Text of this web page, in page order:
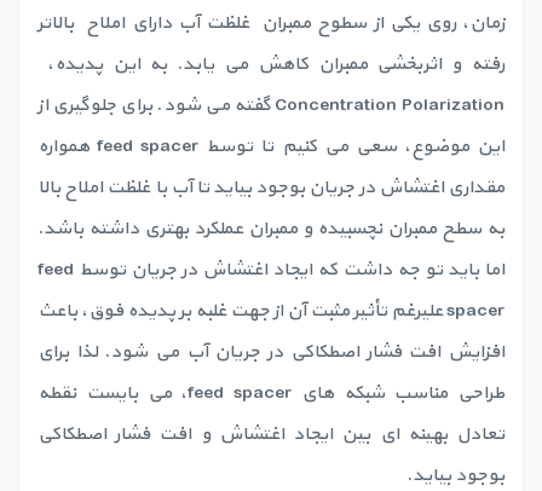
زمان، روی یکی از سطوح ممبران غلظت آب دارای املاح بالاتر
رفته و اثربخشی ممبران کاهش می یابد. به این پدیده،
Concentration Polarization گفته می شود. برای جلوگیری از
این موضوع، سعی می کنیم تا توسط feed spacer همواره
مقداری اغتشاش در جریان بوجود بیاید تا آب با غلظت املاح بالا
به سطح ممبران نچسبیده و ممبران عملکرد بهتری داشته باشد.
اما باید تو جه داشت که ایجاد اغتشاش در جریان توسط feed
spacer علیرغم تأثیر مثبت آن از جهت غلبه بر پدیده فوق، باعث
افزایش افت فشار اصطکاکی در جریان آب می شود. لذا برای
طراحی مناسب شبکه های feed spacer، می بایست نقطه
تعادل بهینه ای بین ایجاد اغتشاش و افت فشار اصطکاکی
بوجود بیاید.